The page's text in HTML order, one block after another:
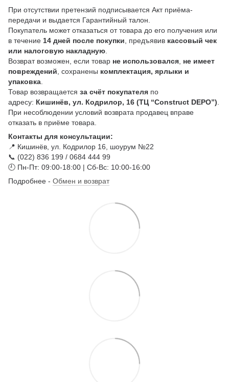
При отсутствии претензий подписывается Акт приёма-
передачи и выдается Гарантийный талон.
Покупатель может отказаться от товара до его получения или
в течение 14 дней после покупки , предъявив кассовый чек
или налоговую накладную
Возврат возможен, если товар не использовался не имеет
повреждений , сохранены комплектация, ярлыки и
упаковка
Товар возвращается за счёт покупателя по
адресу: Кишинёв, ул. Кодрилор, 16 (ТЦ “Construct DEPO”)
При несоблюдении условий возврата продавец вправе
отказать в приёме товара.
Контакты для консультации:
📍 Кишинёв, ул. Кодрилор 16, шоурум №22
📞 (022) 836 199 / 0684 444 99
🕘 Пн-Пт: 09:00-18:00 | Сб-Вс: 10:00-16:00
Подробнее - Обмен и возврат